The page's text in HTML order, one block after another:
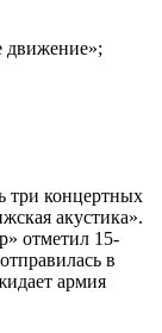
движение»;
три концертных
акустика».
отметил 15-
в
армия